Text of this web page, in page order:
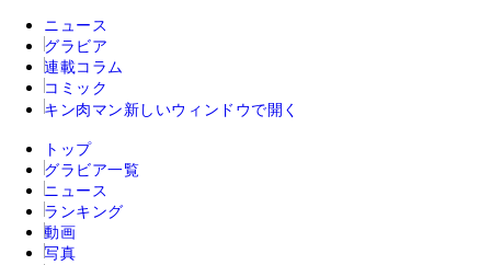
ニュース
グラビア
連載コラム
コミック
キン肉マン 新しいウィンドウで開く
トップ
グラビア一覧
ニュース
ランキング
動画
写真